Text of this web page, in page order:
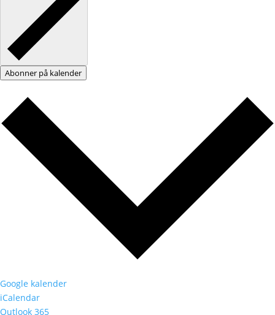
Abonner på kalender
Google kalender
iCalendar
Outlook 365